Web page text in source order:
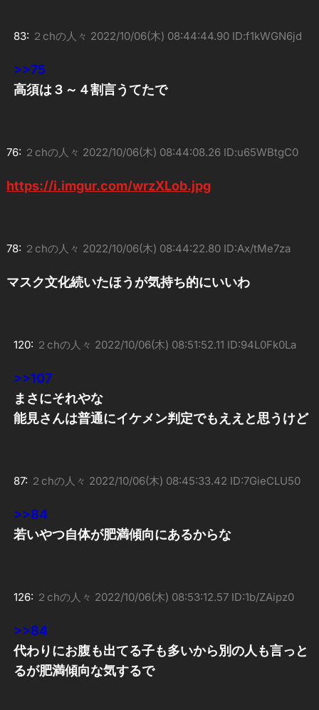
83: ２chの人々 2022/10/06(木) 08:44:44.90 ID:f1kWGN6jd
>>75
高須は３～４割言うてたで
76: ２chの人々 2022/10/06(木) 08:44:08.26 ID:u65WBtgC0
https://i.imgur.com/wrzXLob.jpg
78: ２chの人々 2022/10/06(木) 08:44:22.80 ID:Ax/tMe7za
マスク文化続いたほうが気持ち的にいいわ
120: ２chの人々 2022/10/06(木) 08:51:52.11 ID:94L0Fk0La
>>107
まさにそれやな
能見さんは普通にイケメン判定でもええと思うけど
87: ２chの人々 2022/10/06(木) 08:45:33.42 ID:7GieCLU50
>>84
若いやつ自体が肥満傾向にあるからな
126: ２chの人々 2022/10/06(木) 08:53:12.57 ID:1b/ZAipz0
>>84
代わりにお腹も出てる子も多いから別の人も言っと
るが肥満傾向な気するで